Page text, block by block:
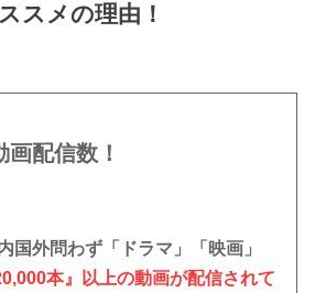
スメの理由！
配信数！
国外問わず「ドラマ」「映画」
本』以上の動画が配信されて